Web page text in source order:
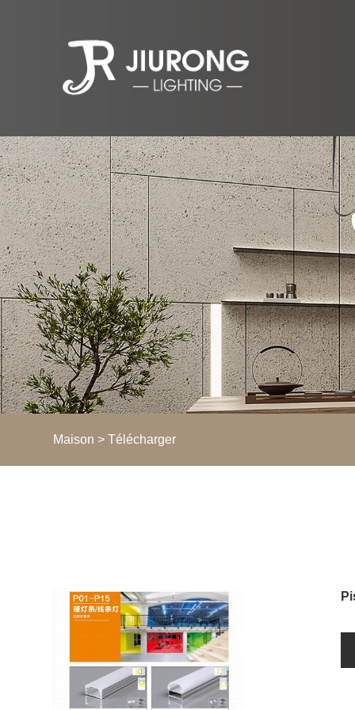
Maison > Télécharger